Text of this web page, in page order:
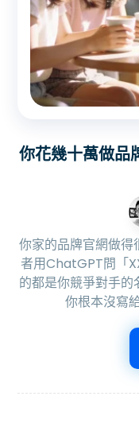
你花幾十萬做品
你家的品牌官網做得
者用ChatGPT問「
的都是你競爭對手
你根本沒寫